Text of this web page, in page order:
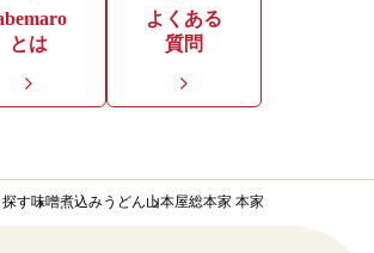
とは
よくある
質問
す味噌煮込みうどん山本屋総本家 本家